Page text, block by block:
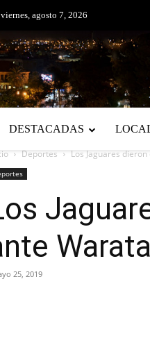
viernes, agosto 7, 2026
DESTACADAS
Deportes Los Jaguares
25, 2019